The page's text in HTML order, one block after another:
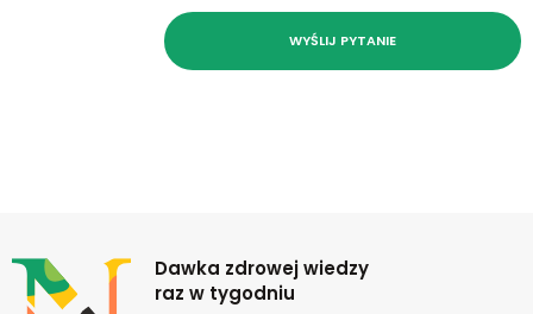
WYŚLIJ PYTANIE
Dawka zdrowej wiedzy
raz w tygodniu